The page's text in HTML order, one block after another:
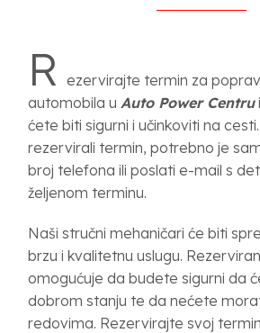
R
ezervirajte termin za
automobila uAuto Power Centru
ćete biti sigurni i učinkoviti na
rezervirali termin, potrebno je
broj telefona ili poslati e-mail s
željenom terminu.
Naši stručni mehaničari će biti
brzu i kvalitetnu uslugu.
omogućuje da budete sigurni da
dobrom stanju te da nećete
redovima. Rezervirajte svoj